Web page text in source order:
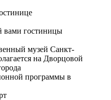
вами гостиницы
музей Санкт-
на Дворцовой
программы в